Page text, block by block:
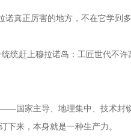
诺真正厉害的地方，不在它学到
统赶上穆拉诺岛：工匠世代不
国家主导、地理集中、技术
下来，本身就是一种生产力。